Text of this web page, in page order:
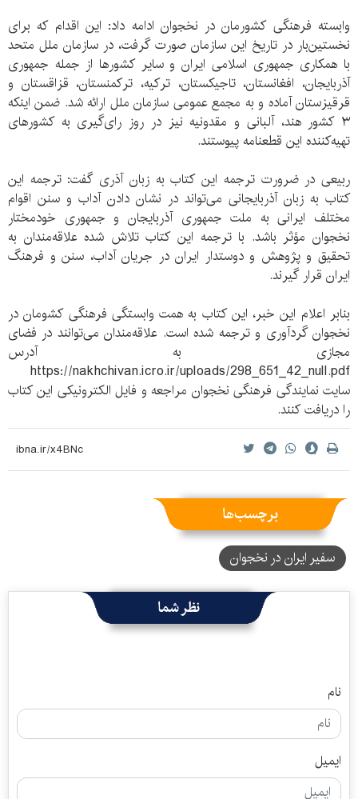
وابسته فرهنگی کشورمان در نخجوان ادامه داد: این اقدام که برای
نخستین‌بار در تاریخ این سازمان صورت گرفت، در سازمان ملل متحد
با همکاری جمهوری اسلامی ایران و سایر کشورها از جمله جمهوری
آذربایجان، افغانستان، تاجیکستان، ترکیه، ترکمنستان، قزاقستان و
قرقیزستان آماده و به مجمع عمومی سازمان ملل ارائه شد. ضمن اینکه
۳ کشور هند، آلبانی و مقدونیه نیز در روز رای‌گیری به کشورهای
تهیه‌کننده این قطعنامه پیوستند.
ربیعی در ضرورت ترجمه این کتاب به زبان آذری گفت: ترجمه این
کتاب به زبان آذربایجانی می‌تواند در نشان دادن آداب و سنن اقوام
مختلف ایرانی به ملت جمهوری آذربایجان و جمهوری خودمختار
نخجوان مؤثر باشد. با ترجمه این کتاب تلاش شده علاقه‌مندان به
تحقیق و پژوهش و دوستدار ایران در جریان آداب، سنن و فرهنگ
ایران قرار گیرند.
بنابر اعلام این خبر، این کتاب به همت وابستگی فرهنگی کشومان در
نخجوان گردآوری و ترجمه شده است. علاقه‌مندان می‌توانند در فضای
مجازی به آدرس
https://nakhchivan.icro.ir/uploads/298_651_42_null.pdf
سایت نمایندگی فرهنگی نخجوان مراجعه و فایل الکترونیکی این کتاب
را دریافت کنند.
برچسب‌ها
سفیر ایران در نخجوان
نظر شما
نام
ایمیل